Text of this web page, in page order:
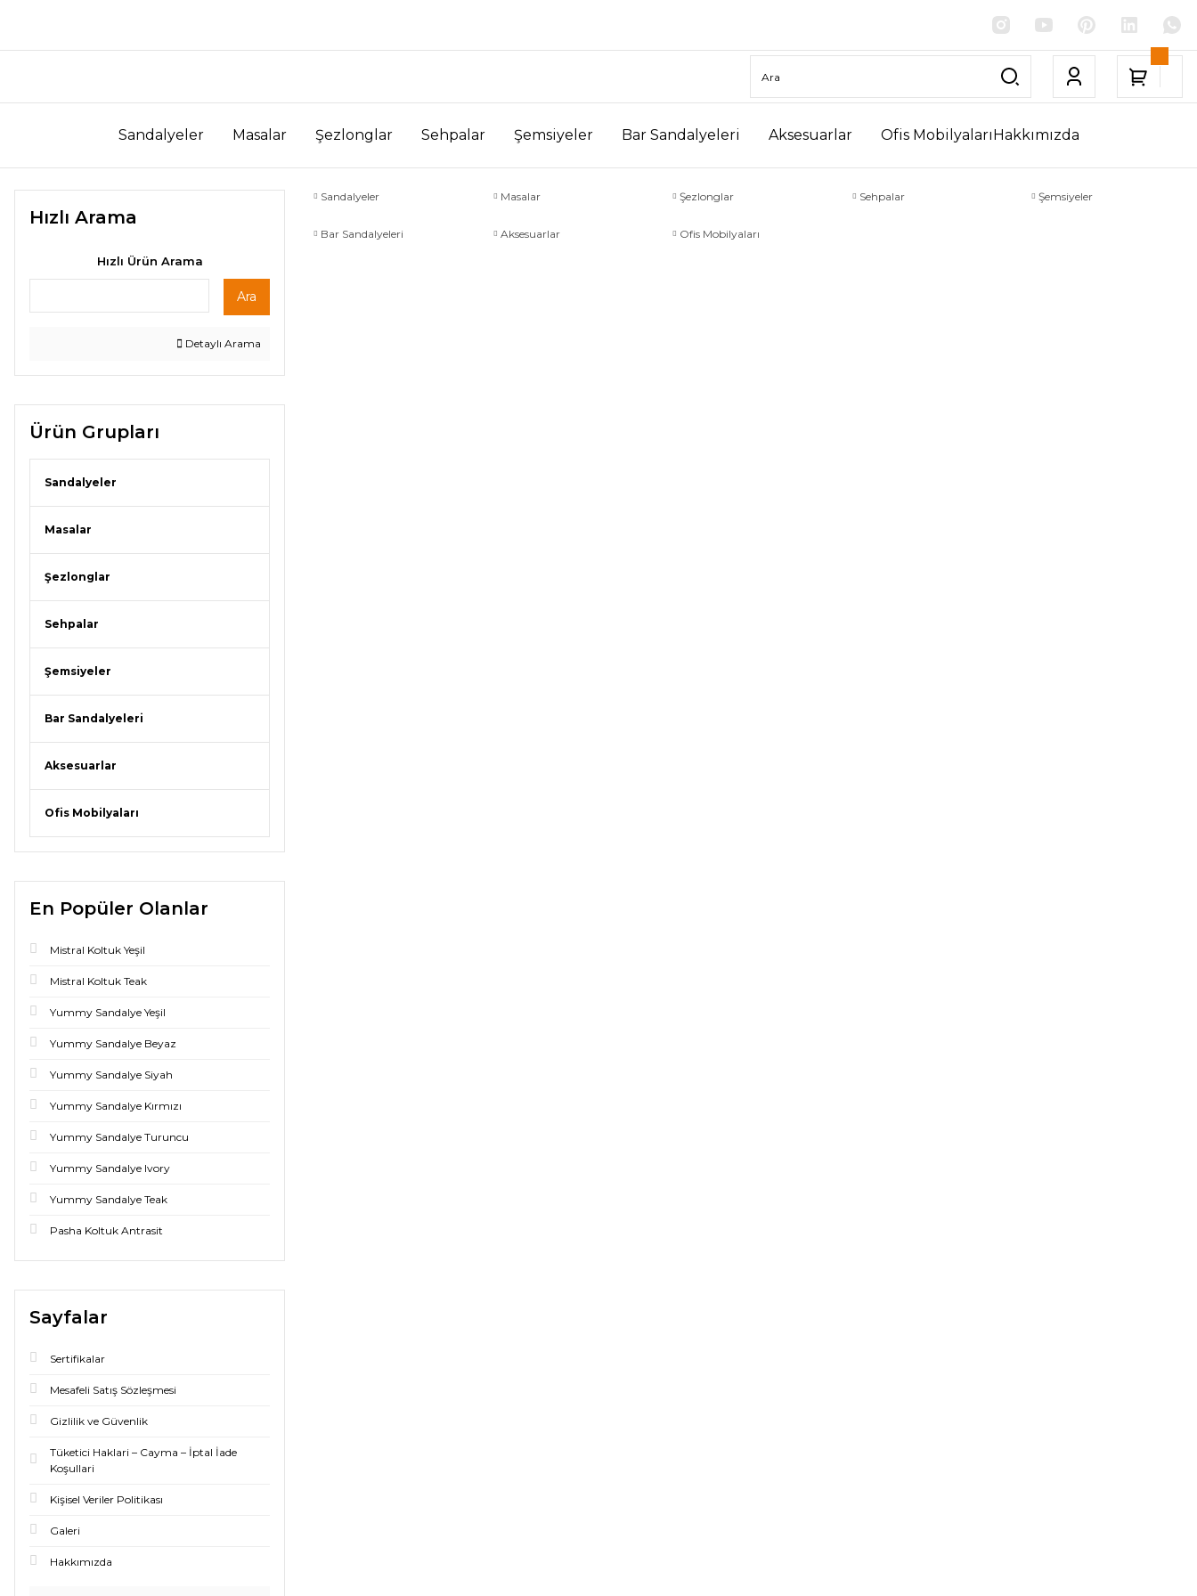
Sandalyeler Masalar Şezlonglar Sehpalar Şemsiyeler Bar Sandalyeleri Aksesuarlar Ofis MobilyalarıHakkımızda
Hızlı Arama
Hızlı Ürün Arama
Ara
Detaylı Arama
Ürün Grupları
Sandalyeler
Masalar
Şezlonglar
Sehpalar
Şemsiyeler
Bar Sandalyeleri
Aksesuarlar
Ofis Mobilyaları
En Popüler Olanlar
Mistral Koltuk Yeşil
Mistral Koltuk Teak
Yummy Sandalye Yeşil
Yummy Sandalye Beyaz
Yummy Sandalye Siyah
Yummy Sandalye Kırmızı
Yummy Sandalye Turuncu
Yummy Sandalye Ivory
Yummy Sandalye Teak
Pasha Koltuk Antrasit
Sayfalar
Sertifikalar
Mesafeli Satış Sözleşmesi
Gizlilik ve Güvenlik
Tüketici Haklari – Cayma – İptal İade
Koşullari
Kişisel Veriler Politikası
Galeri
Hakkımızda
Sandalyeler Masalar Şezlonglar Sehpalar Şemsiyeler
Bar Sandalyeleri Aksesuarlar Ofis Mobilyaları